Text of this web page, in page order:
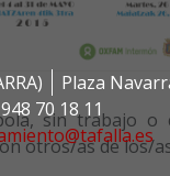
Plaza
948 70 18 11
sin trabajo o
otros/as de los/